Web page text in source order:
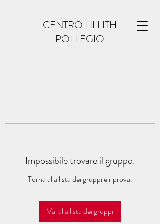
CENTRO LILLITH
POLLEGIO
Impossibile trovare il gruppo.
Torna alla lista dei gruppi e riprova.
Vai alla lista dei gruppi